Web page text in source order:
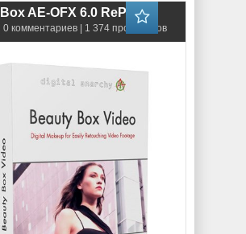
AE-OFX 6.0 RePack
| 0 комментариев | 1 374 просмотров